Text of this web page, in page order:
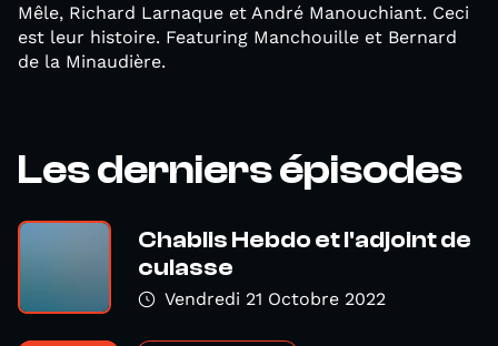
Mêle, Richard Larnaque et André Manouchiant. Ceci
est leur histoire. Featuring Manchouille et Bernard
de la Minaudière.
Les derniers épisodes
Chablis Hebdo et l'adjoint de
culasse
Vendredi 21 Octobre 2022